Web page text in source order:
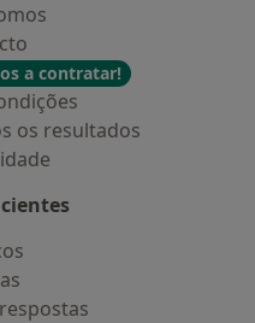
a contratar!
os resultados